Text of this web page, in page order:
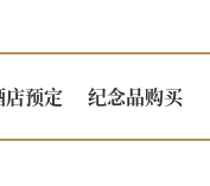
店预定 纪念品购买